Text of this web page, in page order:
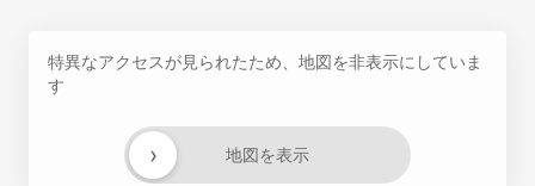
特異なアクセスが見られたため、地図を非表示にしていま
す
地図を表示
›